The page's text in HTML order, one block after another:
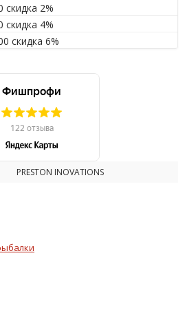
PRESTON INOVATIONS
скидка 2%
скидка 4%
скидка 6%